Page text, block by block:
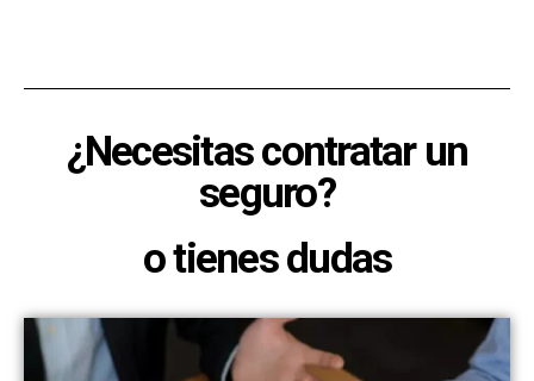
¿Necesitas contratar un
seguro?
o tienes dudas